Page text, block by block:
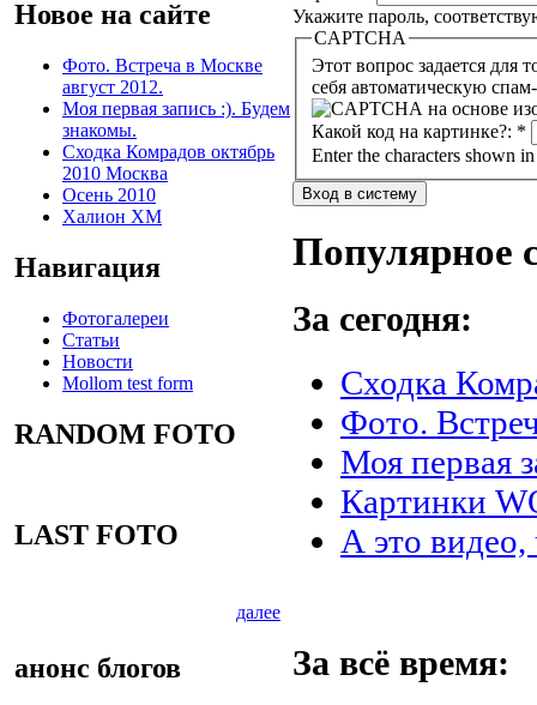
Новое на сайте
Фото. Встреча в Москве
август 2012.
Моя первая запись :). Будем
знакомы.
Сходка Комрадов октябрь
2010 Москва
Осень 2010
Халион ХМ
Навигация
Фотогалереи
Статьи
Новости
Mollom test form
RANDOM FOTO
LAST FOTO
далее
анонс блогов
Укажите пароль,
CAPTCHA
Этот вопрос задается для того, чтобы
себя автоматическую
Какой код на картинке?: *
Enter the characters shown
Популярное
За сегодня:
Сходка
Фото.
Моя первая
Картинки
А это
За всё время: